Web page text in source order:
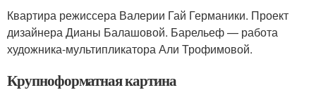
Квартира режиссера Валерии Гай Германики. Проект
дизайнера Дианы Балашовой. Барельеф — работа
художника-мультипликатора Али Трофимовой.
Крупноформатная картина